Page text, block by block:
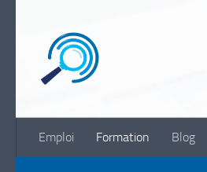
Emploi Formation Blog